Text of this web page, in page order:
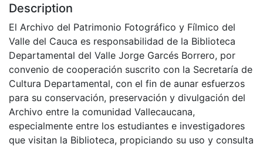
Description
El Archivo del Patrimonio Fotográfico y Fílmico del
Valle del Cauca es responsabilidad de la Biblioteca
Departamental del Valle Jorge Garcés Borrero, por
convenio de cooperación suscrito con la Secretaría de
Cultura Departamental, con el fin de aunar esfuerzos
para su conservación, preservación y divulgación del
Archivo entre la comunidad Vallecaucana,
especialmente entre los estudiantes e investigadores
que visitan la Biblioteca, propiciando su uso y consulta